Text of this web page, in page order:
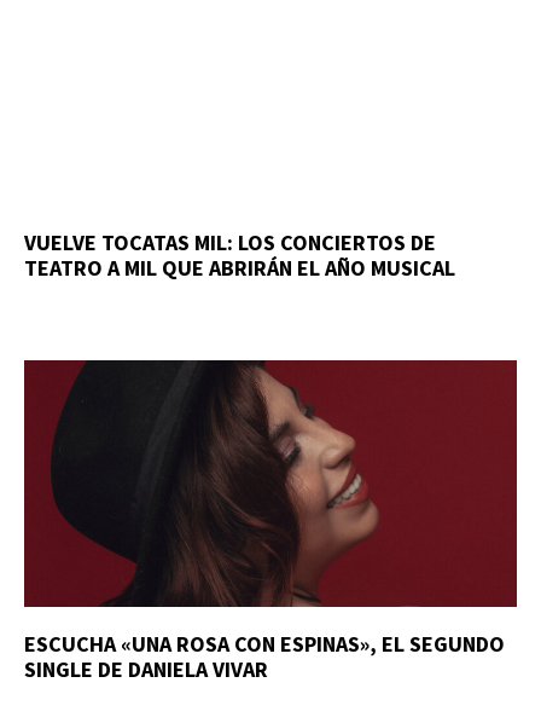
VUELVE TOCATAS MIL: LOS CONCIERTOS DE
TEATRO A MIL QUE ABRIRÁN EL AÑO MUSICAL
ESCUCHA «UNA ROSA CON ESPINAS», EL SEGUNDO
SINGLE DE DANIELA VIVAR